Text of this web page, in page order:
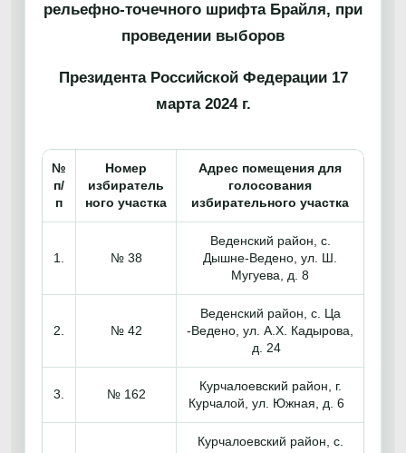
рельефно-точечного шрифта Брайля, при
проведении выборов
Президента Российской Федерации 17
марта 2024 г.
№
п/
п
Номер
избиратель
ного участка
Адрес помещения для
голосования
избирательного участка
1. № 38
Веденский район, с.
Дышне-Ведено, ул. Ш.
Мугуева, д. 8
2. № 42
Веденский район, с. Ца
-Ведено, ул. А.Х. Кадырова,
д. 24
3. № 162
Курчалоевский район, г.
Курчалой, ул. Южная, д. 6
Курчалоевский район, с.